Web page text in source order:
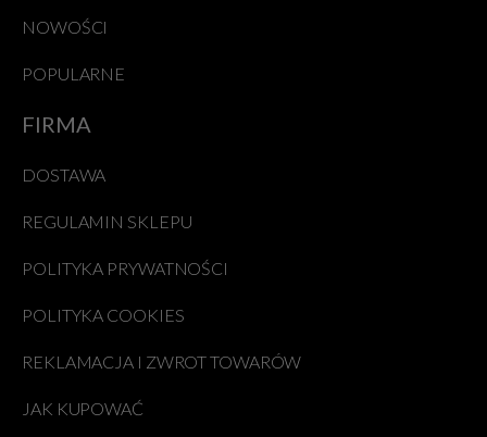
NOWOŚCI
POPULARNE
FIRMA
DOSTAWA
REGULAMIN SKLEPU
POLITYKA PRYWATNOŚCI
POLITYKA COOKIES
REKLAMACJA I ZWROT TOWARÓW
JAK KUPOWAĆ